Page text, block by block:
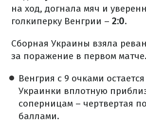
на ход, догнала мяч и
голкиперку ​​Венгрии – 2:0.
Сборная Украины взяла
за поражение в первом матче.
Венгрия с 9 очками
Украинки вплотную
соперницам – чертвертая
баллами.